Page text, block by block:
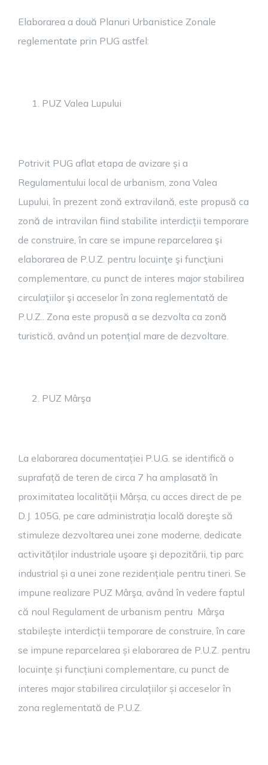
Elaborarea a două Planuri Urbanistice Zonale
reglementate prin PUG astfel:
PUZ Valea Lupului
Potrivit PUG aflat etapa de avizare și a
Regulamentului local de urbanism, zona Valea
Lupului, în prezent zonă extravilană, este propusă ca
zonă de intravilan fiind stabilite interdicții temporare
de construire, în care se impune reparcelarea şi
elaborarea de P.U.Z. pentru locuinţe şi funcţiuni
complementare, cu punct de interes major stabilirea
circulaţiilor şi acceselor în zona reglementată de
P.U.Z.. Zona este propusă a se dezvolta ca zonă
turistică, având un potențial mare de dezvoltare.
PUZ Mârşa
La elaborarea documentației P.U.G. se identifică o
suprafață de teren de circa 7 ha amplasată în
proximitatea localității Mârșa, cu acces direct de pe
D.J. 105G, pe care administrația locală doreşte să
stimuleze dezvoltarea unei zone moderne, dedicate
activităților industriale uşoare şi depozitării, tip parc
industrial și a unei zone rezidențiale pentru tineri. Se
impune realizare PUZ Mârşa, având în vedere faptul
că noul Regulament de urbanism pentru Mârşa
stabilește interdicții temporare de construire, în care
se impune reparcelarea și elaborarea de P.U.Z. pentru
locuințe și funcțiuni complementare, cu punct de
interes major stabilirea circulațiilor și acceselor în
zona reglementată de P.U.Z.